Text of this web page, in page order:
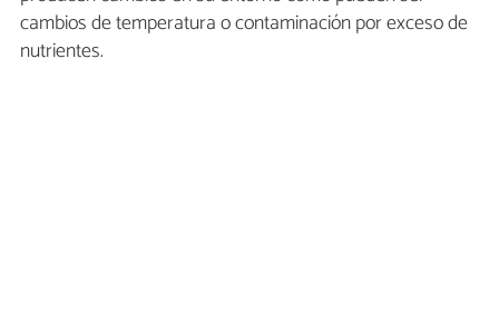
cambios de temperatura o contaminación por exceso de
nutrientes.